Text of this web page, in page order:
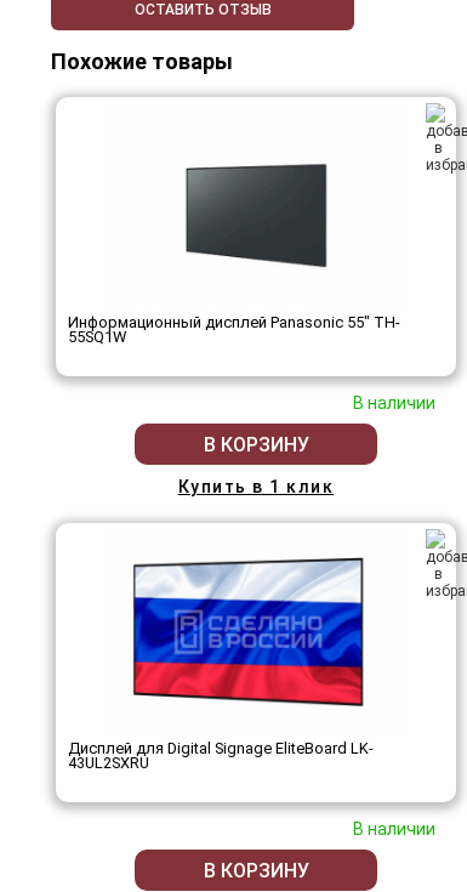
ОСТАВИТЬ ОТЗЫВ
Похожие товары
Информационный дисплей Panasonic 55" TH-
55SQ1W
В наличии
В КОРЗИНУ
Купить в 1 клик
Дисплей для Digital Signage EliteBoard LK-
43UL2SXRU
В наличии
В КОРЗИНУ